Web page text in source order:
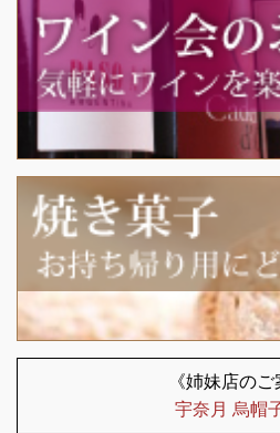
navigation
《姉妹店のご
宇奈月 烏帽